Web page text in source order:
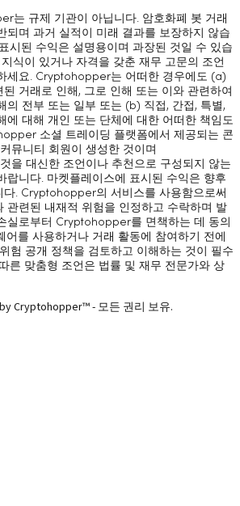
는 규제 기관이 아닙니다. 암호화폐 봇 거래
되며 과거 실적이 미래 결과를 보장하지 않습
시된 수익은 설명용이며 과장된 것일 수 있습
식이 있거나 자격을 갖춘 재무 고문의 조언
세요. Cryptohopper는 어떠한 경우에도 (a)
거래로 인해, 그로 인해 또는 이와 관련하여
의 전부 또는 일부 또는 (b) 직접, 간접, 특별,
에 대해 개인 또는 단체에 대한 어떠한 책임도
소셜 트레이딩 플랫폼에서 제공되는 콘
뮤니티 회원이 생성한 것이며
을 대신한 조언이나 추천으로 구성되지 않는
랍니다. 마켓플레이스에 표시된 수익은 향후
다. Cryptohopper의 서비스를 사용함으로써
관련된 내재적 위험을 인정하고 수락하며 발
실로부터 Cryptohopper를 면책하는 데 동의
어를 사용하거나 거래 활동에 참여하기 전에
험 공개 정책을 검토하고 이해하는 것이 필수
른 맞춤형 조언은 법률 및 재무 전문가와 상
Cryptohopper™ - 모든 권리 보유.